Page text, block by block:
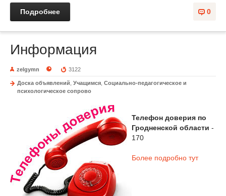
0
Подробнее
Информация
zelgymn 3122
Доска объявлений Учащимся Социально-педагогическое и
психологическое сопрово
Телефон доверия по
Гродненской области -
170
Более подробно тут